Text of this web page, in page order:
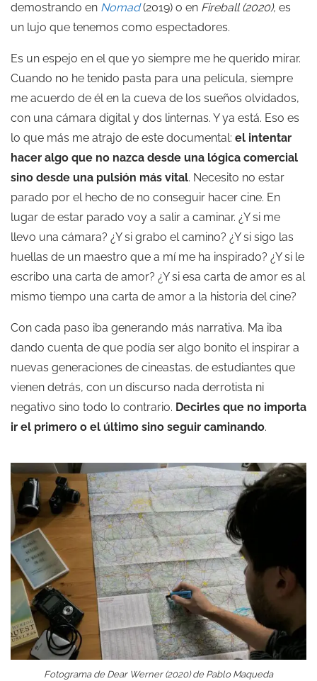
demostrando en Nomad(2019) o en Fireball(2020), es
un lujo que tenemos como espectadores.
Es un espejo en el que yo siempre me he querido mirar.
Cuando no he tenido pasta para una película, siempre
me acuerdo de él en la cueva de los sueños olvidados,
con una cámara digital y dos linternas. Y ya está. Eso es
lo que más me atrajo de este documental: el intentar
hacer algo que no nazca desde una lógica comercial
sino desde una pulsión más vital. Necesito no estar
parado por el hecho de no conseguir hacer cine. En
lugar de estar parado voy a salir a caminar. ¿Y si me
llevo una cámara? ¿Y si grabo el camino? ¿Y si sigo las
huellas de un maestro que a mí me ha inspirado? ¿Y si le
escribo una carta de amor? ¿Y si esa carta de amor es al
mismo tiempo una carta de amor a la historia del cine?
Con cada paso iba generando más narrativa. Ma iba
dando cuenta de que podía ser algo bonito el inspirar a
nuevas generaciones de cineastas. de estudiantes que
vienen detrás, con un discurso nada derrotista ni
negativo sino todo lo contrario. Decirles que no importa
ir el primero o el último sino seguir caminando.
Fotograma de Dear Werner (2020) de Pablo Maqueda